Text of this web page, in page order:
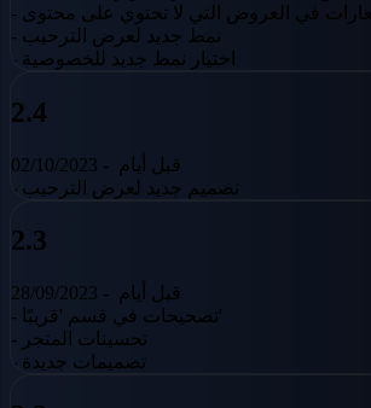
في العروض التي لا تحتوي على محتوى
- نمط جديد لعرض الترحيب
- اختيار نمط جديد للخصوصية
2.4
02/10/2023 - قبل أيام
- تصميم جديد لعرض الترحيب
2.3
28/09/2023 - قبل أيام
- تصحيحات في قسم 'قريبًا'
- تحسينات المتجر
- تصميمات جديدة